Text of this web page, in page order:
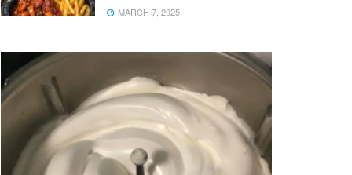
MARCH 7, 2025